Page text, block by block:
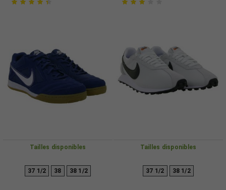
Tailles disponibles
37 1/2 38 38 1/2
Tailles disponibles
37 1/2 38 1/2